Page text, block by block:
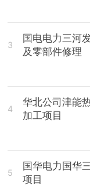
3
国电电力三河
及零部件修理
4
华北公司津能
加工项目
5
国华电力国华
项目